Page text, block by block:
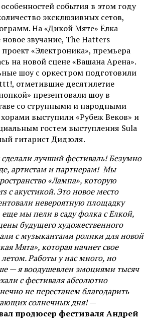
события в этом году
эксклюзивных сетов,
На «Дикой Мяте» Ёлка
новое звучание, The Hatters
«Электроника», премьера
на новой сцене «Вашана Арена».
шоу с оркестром подготовили
отметившие десятилетие
презентовали шоу в
со струнными и народными
выступили «Рубеж Веков» и
гостем выступления Sula
гитарист Дидюля.
лучший фестиваль! Безумно
артистам и партнерам! Мы
«Лампа», которую
с акустикой. Это новое место
невероятную площадку
мы пели в саду фолка с Елкой,
будущего художественного
с музыкантами ролики для новой
Мята», которая начнет свое
Работы у нас много, но
— я воодушевлен эмоциями тысяч
с фестиваля абсолютно
не перестанем благодарить
солнечных дня!—
продюсер фестиваля Андрей